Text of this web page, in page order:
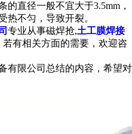
的直径一般不宜大于3.5mm，
热不匀，导致开裂。
专业从事磁焊抢,土工膜焊接
有相关方面的需要，欢迎咨
有限公司总结的内容，希望对